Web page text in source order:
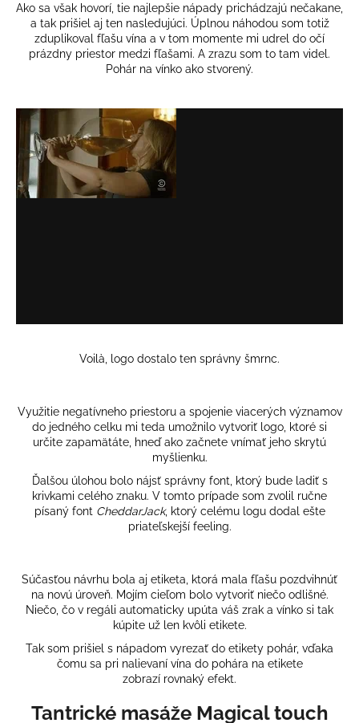
Ako sa však hovorí, tie najlepšie nápady prichádzajú nečakane,
a tak prišiel aj ten nasledujúci. Úplnou náhodou som totiž
zduplikoval fľašu vína a v tom momente mi udrel do očí
prázdny priestor medzi fľašami. A zrazu som to tam videl.
Pohár na vínko ako stvorený.
Voilà, logo dostalo ten správny šmrnc.
Využitie negatívneho priestoru a spojenie viacerých významov
do jedného celku mi teda umožnilo vytvoriť logo, ktoré si
určite zapamätáte, hneď ako začnete vnímať jeho skrytú
myšlienku.
Ďalšou úlohou bolo nájsť správny font, ktorý bude ladiť s
krivkami celého znaku. V tomto prípade som zvolil ručne
písaný font CheddarJack, ktorý celému logu dodal ešte
priateľskejší feeling.
Súčasťou návrhu bola aj etiketa, ktorá mala fľašu pozdvihnúť
na novú úroveň. Mojím cieľom bolo vytvoriť niečo odlišné.
Niečo, čo v regáli automaticky upúta váš zrak a vínko si tak
kúpite už len kvôli etikete.
Tak som prišiel s nápadom vyrezať do etikety pohár, vďaka
čomu sa pri nalievaní vína do pohára na etikete
zobrazí rovnaký efekt.
Tantrické masáže Magical touch